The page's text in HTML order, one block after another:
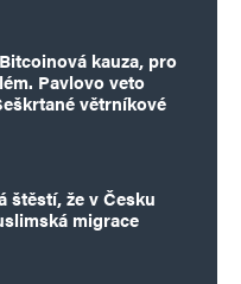
kauza, pro
Pavlovo veto
větrníkové
štěstí, že v Česku
migrace